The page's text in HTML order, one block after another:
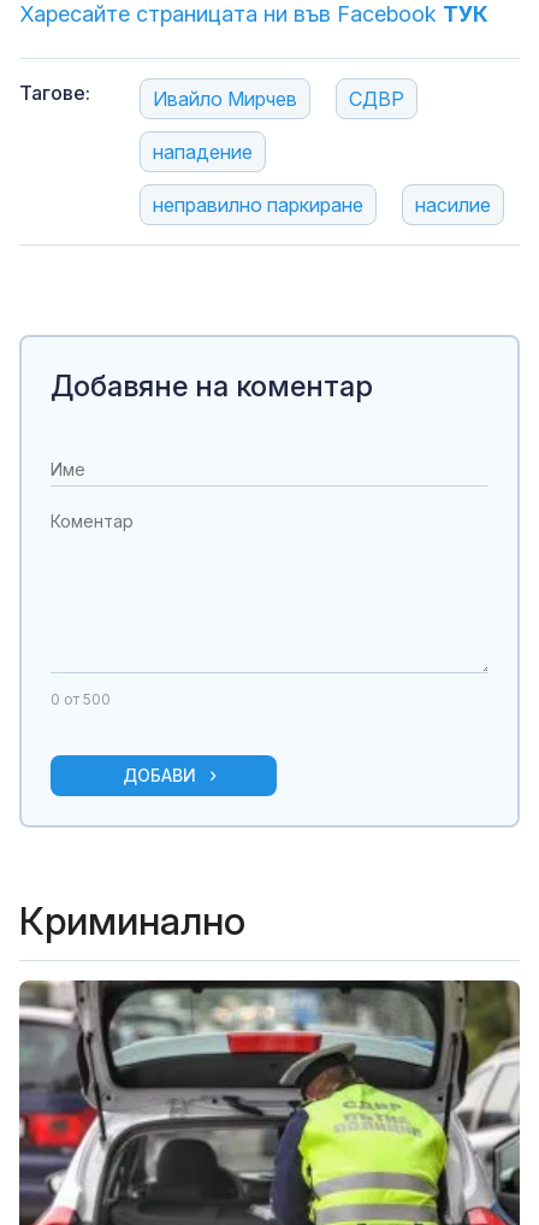
Харесайте страницата ни във Facebook ТУК
Тагове: Ивайло Мирчев СДВР
нападение
неправилно паркиране насилие
Добавяне на коментар
0 от 500
ДОБАВИ
Криминално